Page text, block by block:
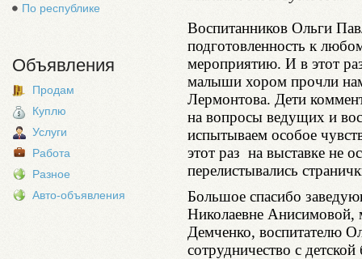
По республике
Объявления
Продам
Куплю
Услуги
Работа
Разное
Авто-объявления
Воспитанников Ольги
подготовленность к
мероприятию. И в этот
малыши хором прочли
Лермонтова. Дети
на вопросы ведущих и
испытываем особое
этот раз на выставке не
перелистывались
Большое спасибо
Николаевне Анисимовой,
Демченко, воспитателю
сотрудничество с